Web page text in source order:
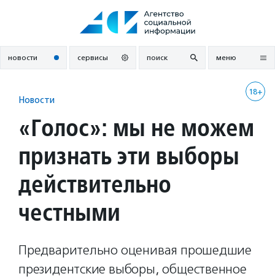
новости сервисы поиск меню
18+
Новости
«Голос»: мы не можем
признать эти выборы
действительно
честными
Предварительно оценивая прошедшие
президентские выборы, общественное